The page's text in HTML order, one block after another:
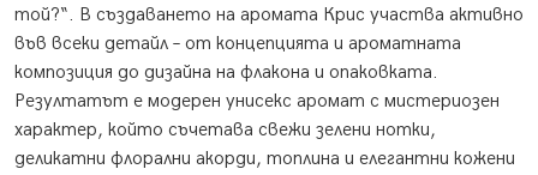
той?“. В създаването на аромата Крис участва активно
във всеки детайл – от концепцията и ароматната
композиция до дизайна на флакона и опаковката.
Резултатът е модерен унисекс аромат с мистериозен
характер, който съчетава свежи зелени нотки,
деликатни флорални акорди, топлина и елегантни кожени